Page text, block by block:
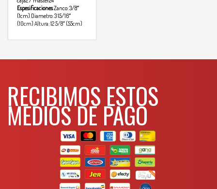
EspesificacionesZanco: 3/8″
(1cm) Diametro: 3 15/16″
(10cm) Altura: 12 5/8″ (55cm)
WHATSAPP
RECIBIMOS ESTOS
MEDIOS DE PAGO